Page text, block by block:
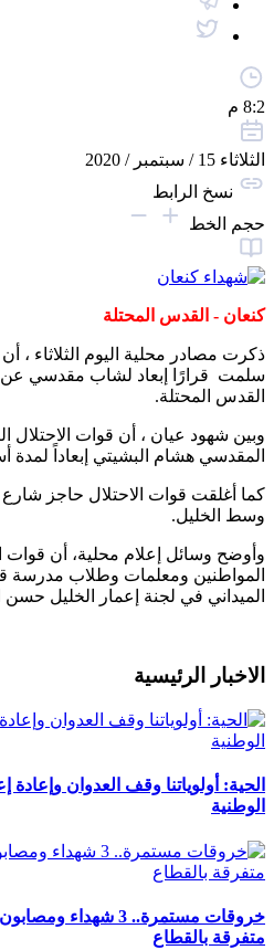
8:2 م
الثلاثاء 15 / سبتمبر / 2020
نسخ الرابط
حجم الخط
كنعان - القدس المحتلة
ذكرت مصادر محلية اليوم الثلاثاء ،
سلمت قرارًا إبعاد لشاب مقدسي عن
القدس المحتلة.
وبين شهود عيان ، أن قوات
المقدسي هشام البشيتي إبعاداً
كما أغلقت قوات الاحتلال حاجز شارع
وسط الخليل.
وأوضح وسائل إعلام محلية، أن قوات
المواطنين ومعلمات وطلاب مدرسة
الميداني في لجنة إعمار الخليل حسن
الاخبار الرئيسية
الحية: أولوياتنا وقف العدوان
الوطنية
خروقات مستمرة.. 3
متفرقة بالقطاع